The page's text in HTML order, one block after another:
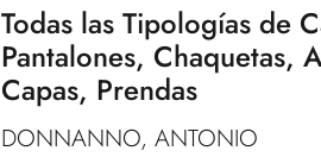
Todas las Tipologías de
Pantalones, Chaquetas,
Capas, Prendas
DONNANNO, ANTONIO